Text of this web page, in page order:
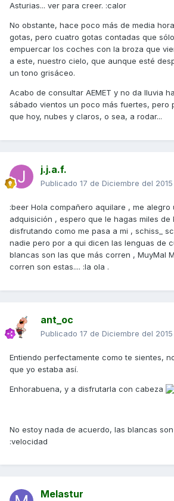
Asturias... ver para creer. :calor
No obstante, hace poco más de media
gotas, pero cuatro gotas contadas que
empuercar los coches con la broza que
a este, nuestro cielo, que aunque esté
un tono grisáceo.
Acabo de consultar AEMET y no da lluvia
sábado vientos un poco más fuertes, pero
que hoy, nubes y claros, o sea, a rodar...
j.j.a.f.
Publicado 17 de Diciembre del 2015
:beer Hola compañero aquilare , me alegro
adquisición , espero que le hagas miles de
disfrutando como me pasa a mi , schiss_
nadie pero por a qui dicen las lenguas de
blancas son las que más corren , MuyMal
corren son estas.... :la ola .
ant_oc
Publicado 17 de Diciembre del 2015
Entiendo perfectamente como te sientes,
que yo estaba así.
Enhorabuena, y a disfrutarla con cabeza
No estoy nada de acuerdo, las blancas
:velocidad
Melastur